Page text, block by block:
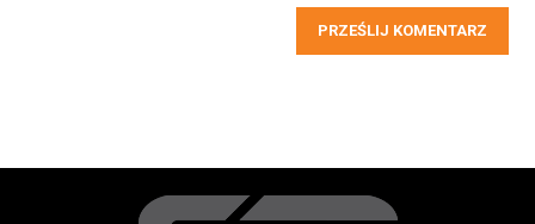
PRZEŚLIJ KOMENTARZ